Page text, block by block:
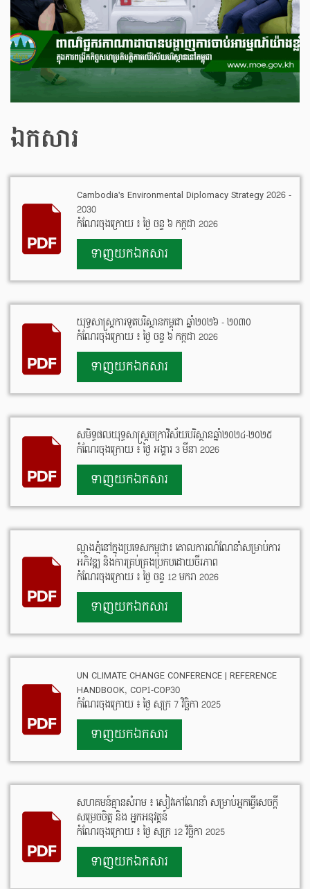
ឯកសារ
Cambodia's Environmental Diplomacy Strategy 2026 -
2030
កំណែរចុងក្រោយ ៖ ថ្ងៃ ចន្ទ ៦ កក្កដា 2026
ទាញយកឯកសារ
យុទ្ធសាស្រ្ដការទូតបរិស្ថានកម្ពុជា ឆ្នាំ២០២៦ - ២០៣០
កំណែរចុងក្រោយ ៖ ថ្ងៃ ចន្ទ ៦ កក្កដា 2026
ទាញយកឯកសារ
សមិទ្ធផលយុទ្ធសាស្រ្តចក្រាវិស័យបរិស្ថានឆ្នាំ២០២៤-២០២៥
កំណែរចុងក្រោយ ៖ ថ្ងៃ អង្គារ 3 មីនា 2026
ទាញយកឯកសារ
ល្អាងភ្នំនៅក្នុងប្រទេសកម្ពុជា៖ គោលការណ៍ណែនាំសម្រាប់ការ
អភិវឌ្ឍ និងការគ្រប់គ្រងប្រកបដោយចីរភាព
កំណែរចុងក្រោយ ៖ ថ្ងៃ ចន្ទ 12 មករា 2026
ទាញយកឯកសារ
UN CLIMATE CHANGE CONFERENCE | REFERENCE
HANDBOOK, COP1-COP30
កំណែរចុងក្រោយ ៖ ថ្ងៃ សុក្រ 7 វិច្ឆិកា 2025
ទាញយកឯកសារ
សហគមន៍គ្មានសំរាម ៖ សៀវភៅណែនាំ សម្រាប់អ្នកធ្វើសេចក្តី
សម្រេចចិត្ត និង អ្នកអនុវត្តន៍
កំណែរចុងក្រោយ ៖ ថ្ងៃ សុក្រ 12 វិច្ឆិកា 2025
ទាញយកឯកសារ